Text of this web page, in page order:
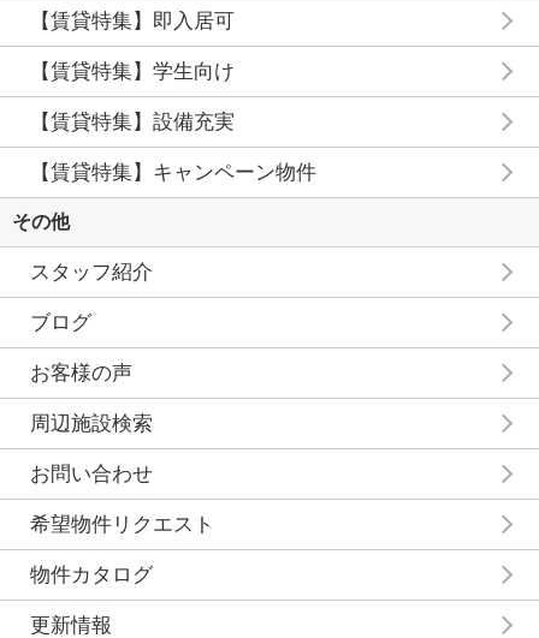
【賃貸特集】即入居可
【賃貸特集】学生向け
【賃貸特集】設備充実
【賃貸特集】キャンペーン物件
その他
スタッフ紹介
ブログ
お客様の声
周辺施設検索
お問い合わせ
希望物件リクエスト
物件カタログ
更新情報